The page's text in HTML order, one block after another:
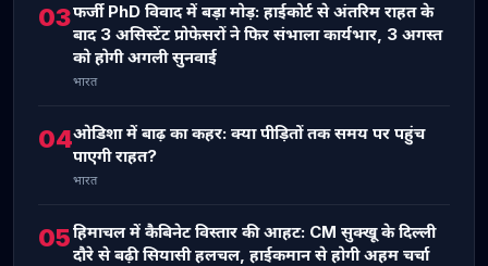
03फर्जी PhD विवाद में बड़ा मोड़: हाईकोर्ट से अंतरिम राहत के
बाद 3 असिस्टेंट प्रोफेसरों ने फिर संभाला कार्यभार, 3 अगस्त
को होगी अगली सुनवाई
भारत
04ओडिशा में बाढ़ का कहर: क्या पीड़ितों तक समय पर पहुंच
पाएगी राहत?
भारत
05हिमाचल में कैबिनेट विस्तार की आहट: CM सुक्खू के दिल्ली
दौरे से बढ़ी सियासी हलचल, हाईकमान से होगी अहम चर्चा